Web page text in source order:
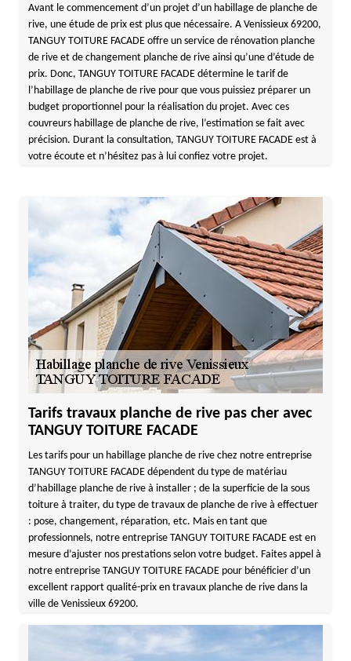
Avant le commencement d’un projet d’un habillage de planche de
rive, une étude de prix est plus que nécessaire. A Venissieux 69200,
TANGUY TOITURE FACADE offre un service de rénovation planche
de rive et de changement planche de rive ainsi qu’une d’étude de
prix. Donc, TANGUY TOITURE FACADE détermine le tarif de
l’habillage de planche de rive pour que vous puissiez préparer un
budget proportionnel pour la réalisation du projet. Avec ces
couvreurs habillage de planche de rive, l’estimation se fait avec
précision. Durant la consultation, TANGUY TOITURE FACADE est à
votre écoute et n’hésitez pas à lui confiez votre projet.
Tarifs travaux planche de rive pas cher avec
TANGUY TOITURE FACADE
Les tarifs pour un habillage planche de rive chez notre entreprise
TANGUY TOITURE FACADE dépendent du type de matériau
d’habillage planche de rive à installer ; de la superficie de la sous
toiture à traiter, du type de travaux de planche de rive à effectuer
: pose, changement, réparation, etc. Mais en tant que
professionnels, notre entreprise TANGUY TOITURE FACADE est en
mesure d’ajuster nos prestations selon votre budget. Faites appel à
notre entreprise TANGUY TOITURE FACADE pour bénéficier d’un
excellent rapport qualité-prix en travaux planche de rive dans la
ville de Venissieux 69200.